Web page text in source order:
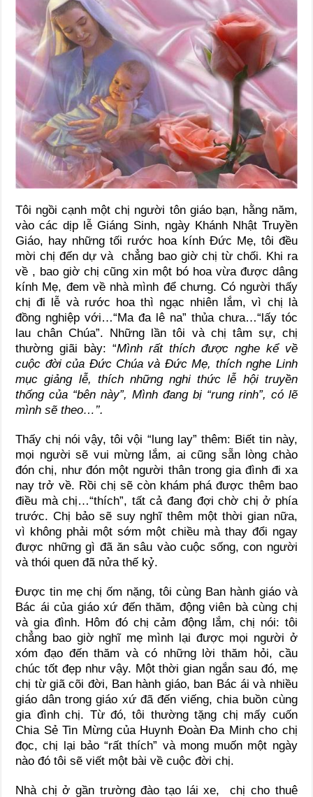
Tôi ngồi cạnh một chị người tôn giáo bạn, hằng năm,
vào các dịp lễ Giáng Sinh, ngày Khánh Nhật Truyền
Giáo, hay những tối rước hoa kính Đức Mẹ, tôi đều
mời chị đến dự và chẳng bao giờ chị từ chối. Khi ra
về , bao giờ chị cũng xin một bó hoa vừa được dâng
kính Mẹ, đem về nhà mình để chưng. Có người thấy
chị đi lễ và rước hoa thì ngạc nhiên lắm, vì chị là
đồng nghiệp với…“Ma đa lê na” thủa chưa…“lấy tóc
lau chân Chúa”. Những lần tôi và chị tâm sự, chị
thường giãi bày: “Mình rất thích được nghe kể về
cuộc đời của Đức Chúa và Đức Mẹ, thích nghe Linh
mục giảng lễ, thích những nghi thức lễ hội truyền
thống của “bên này”, Mình đang bị “rung rinh”, có lẽ
mình sẽ theo…’’.
Thấy chị nói vậy, tôi vội “lung lay” thêm: Biết tin này,
mọi người sẽ vui mừng lắm, ai cũng sẵn lòng chào
đón chị, như đón một người thân trong gia đình đi xa
nay trở về. Rồi chị sẽ còn khám phá được thêm bao
điều mà chị…“thích”, tất cả đang đợi chờ chị ở phía
trước. Chị bảo sẽ suy nghĩ thêm một thời gian nữa,
vì không phải một sớm một chiều mà thay đổi ngay
được những gì đã ăn sâu vào cuộc sống, con người
và thói quen đã nửa thế kỷ.
Được tin mẹ chị ốm nặng, tôi cùng Ban hành giáo và
Bác ái của giáo xứ đến thăm, động viên bà cùng chị
và gia đình. Hôm đó chị cảm động lắm, chị nói: tôi
chẳng bao giờ nghĩ mẹ mình lại được mọi người ở
xóm đạo đến thăm và có những lời thăm hỏi, cầu
chúc tốt đẹp như vậy. Một thời gian ngắn sau đó, mẹ
chị từ giã cõi đời, Ban hành giáo, ban Bác ái và nhiều
giáo dân trong giáo xứ đã đến viếng, chia buồn cùng
gia đình chị. Từ đó, tôi thường tặng chị mấy cuốn
Chia Sẻ Tin Mừng của Huynh Đoàn Đa Minh cho chị
đọc, chị lại bảo “rất thích” và mong muốn một ngày
nào đó tôi sẽ viết một bài về cuộc đời chị.
Nhà chị ở gần trường đào tạo lái xe, chị cho thuê